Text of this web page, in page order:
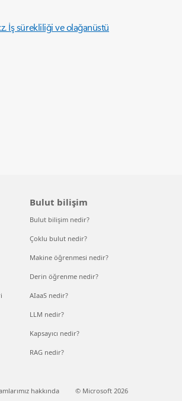
İş sürekliliği ve olağanüstü
Bulut bilişim
Bulut bilişim nedir?
Çoklu bulut nedir?
Makine öğrenmesi nedir?
Derin öğrenme nedir?
AIaaS nedir?
LLM nedir?
Kapsayıcı nedir?
RAG nedir?
hakkında © Microsoft 2026